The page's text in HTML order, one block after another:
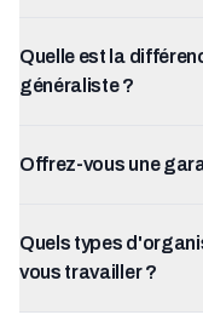
Quelle est la
généraliste ?
Offrez-vous une
Quels types
vous travailler ?